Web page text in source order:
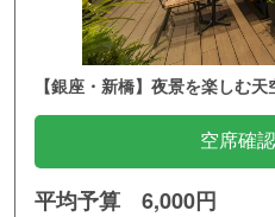
【銀座・新橋】夜景を楽しむ
空席確
平均予算 6,000円